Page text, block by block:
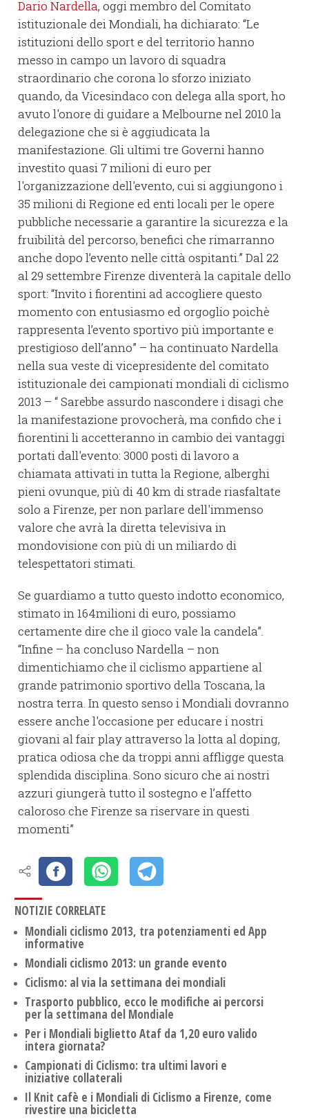
Dario Nardella, oggi membro del Comitato
istituzionale dei Mondiali, ha dichiarato: “Le
istituzioni dello sport e del territorio hanno
messo in campo un lavoro di squadra
straordinario che corona lo sforzo iniziato
quando, da Vicesindaco con delega alla sport, ho
avuto l'onore di guidare a Melbourne nel 2010 la
delegazione che si è aggiudicata la
manifestazione. Gli ultimi tre Governi hanno
investito quasi 7 milioni di euro per
l'organizzazione dell'evento, cui si aggiungono i
35 milioni di Regione ed enti locali per le opere
pubbliche necessarie a garantire la sicurezza e la
fruibilità del percorso, benefici che rimarranno
anche dopo l’evento nelle città ospitanti.” Dal 22
al 29 settembre Firenze diventerà la capitale dello
sport: “Invito i fiorentini ad accogliere questo
momento con entusiasmo ed orgoglio poichè
rappresenta l’evento sportivo più importante e
prestigioso dell’anno” – ha continuato Nardella
nella sua veste di vicepresidente del comitato
istituzionale dei campionati mondiali di ciclismo
2013 – “ Sarebbe assurdo nascondere i disagi che
la manifestazione provocherà, ma confido che i
fiorentini li accetteranno in cambio dei vantaggi
portati dall'evento: 3000 posti di lavoro a
chiamata attivati in tutta la Regione, alberghi
pieni ovunque, più di 40 km di strade riasfaltate
solo a Firenze, per non parlare dell'immenso
valore che avrà la diretta televisiva in
mondovisione con più di un miliardo di
telespettatori stimati.
Se guardiamo a tutto questo indotto economico,
stimato in 164milioni di euro, possiamo
certamente dire che il gioco vale la candela”.
“Infine – ha concluso Nardella – non
dimentichiamo che il ciclismo appartiene al
grande patrimonio sportivo della Toscana, la
nostra terra. In questo senso i Mondiali dovranno
essere anche l'occasione per educare i nostri
giovani al fair play attraverso la lotta al doping,
pratica odiosa che da troppi anni affligge questa
splendida disciplina. Sono sicuro che ai nostri
azzuri giungerà tutto il sostegno e l’affetto
caloroso che Firenze sa riservare in questi
momenti”
NOTIZIE CORRELATE
Mondiali ciclismo 2013, tra potenziamenti ed App
informative
Mondiali ciclismo 2013: un grande evento
Ciclismo: al via la settimana dei mondiali
Trasporto pubblico, ecco le modifiche ai percorsi
per la settimana del Mondiale
Per i Mondiali biglietto Ataf da 1,20 euro valido
intera giornata?
Campionati di Ciclismo: tra ultimi lavori e
iniziative collaterali
Il Knit cafè e i Mondiali di Ciclismo a Firenze, come
rivestire una bicicletta